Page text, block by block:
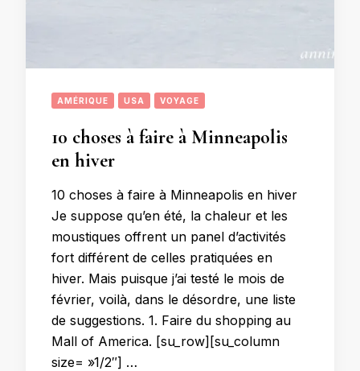
AMÉRIQUE USA VOYAGE
10 choses à faire à Minneapolis
en hiver
10 choses à faire à Minneapolis en hiver
Je suppose qu’en été, la chaleur et les
moustiques offrent un panel d’activités
fort différent de celles pratiquées en
hiver. Mais puisque j’ai testé le mois de
février, voilà, dans le désordre, une liste
de suggestions. 1. Faire du shopping au
Mall of America. [su_row][su_column
size= »1/2″] …